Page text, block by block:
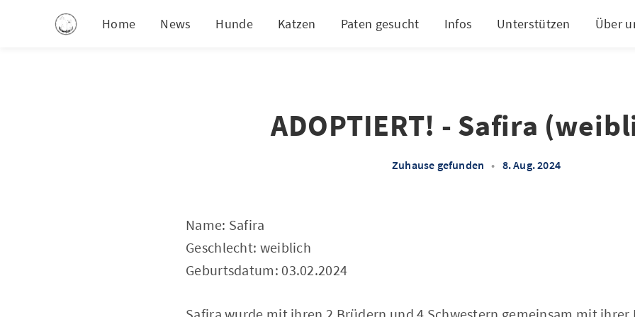
Home News Hunde Katzen Paten gesucht Infos Unterstützen Über
ADOPTIERT! - Safira
Zuhause gefunden • 8. Aug. 2024
Name: Safira
Geschlecht: weiblich
Geburtsdatum: 03.02.2024